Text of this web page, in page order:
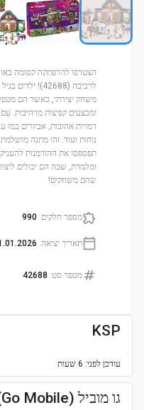
הצטרפו להרפתקה קסומה
משחק יצירתי, כאשר הם
דמויות אהובות, אביזרים כמו
נוחות ועוד. זהו מתנה
תפספסו את ההזדמנות
ומלמדת, שבה הם יכולים
שהם משחקים!
מספר חלקים:
990
תאריך יציאה:
מספר סט:
42688
KSP
עודכן לפני: 6 שעות
גו מוביל (Go Mobile)